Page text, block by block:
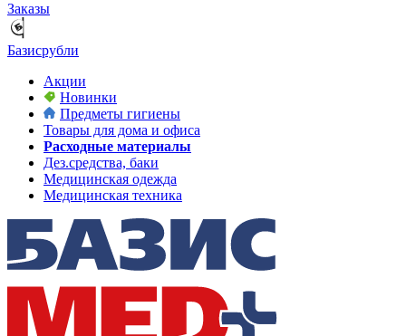
Заказы
Базисрубли
Акции
Новинки
Предметы гигиены
Товары для дома и офиса
Расходные материалы
Дез.средства, баки
Медицинская одежда
Медицинская техника